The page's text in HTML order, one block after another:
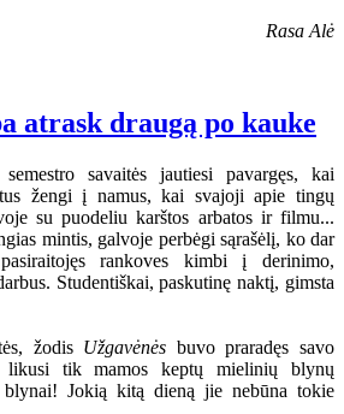
Rasa Alė
atrask draugą po kauke
savaitės jautiesi pavargęs, kai
žengi į namus, kai svajoji apie tingų
su puodeliu karštos arbatos ir filmu...
mintis, galvoje perbėgi sąrašėlį, ko dar
rankoves kimbi į derinimo,
Studentiškai, paskutinę naktį, gimsta
žodis Užgavėnės buvo praradęs savo
likusi tik mamos keptų mielinių blynų
Jokią kitą dieną jie nebūna tokie